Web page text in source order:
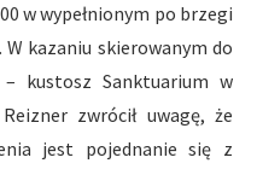
w wypełnionym po brzegi
W kazaniu skierowanym do
– kustosz Sanktuarium w
zwrócił uwagę, że
jest pojednanie się z